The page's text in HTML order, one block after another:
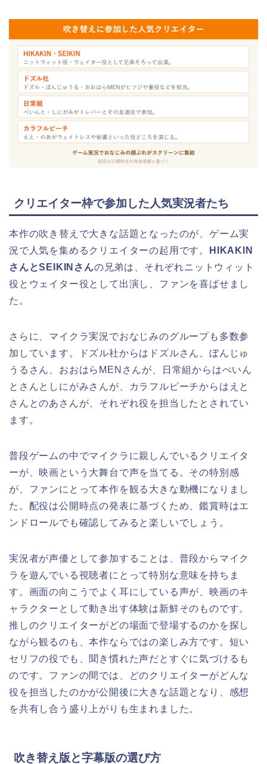
クリエイター枠で参加した人気実況者たち
本作の吹き替えで大きな話題となったのが、ゲーム実
況で人気を集めるクリエイターの起用です。
HIKAKIN
さんとSEIKINさんの兄弟は、それぞれニットウィット
役とウェイター役として出演し、ファンを喜ばせまし
た。
さらに、マイクラ実況でおなじみのグループも多数参
加しています。ドズル社からはドズルさん、ぼんじゅ
うるさん、おおはらMENさんが、日常組からはぺいん
とさんとしにがみさんが、カラフルピーチからはえと
さんとのあさんが、それぞれ役を担当したとされてい
ます。
普段ゲームの中でマイクラに親しんでいるクリエイタ
ーが、映画という大舞台で声を当てる。その特別感
が、ファンにとって本作を観る大きな動機になりまし
た。配役は公開時点の発表に基づくため、鑑賞時はエ
ンドロールでも確認してみると楽しいでしょう。
実況者が声優として参加することは、普段からマイク
ラを遊んでいる視聴者にとって特別な意味を持ちま
す。画面の向こうでよく耳にしている声が、映画のキ
ャラクターとして動き出す体験は新鮮そのものです。
推しのクリエイターがどの場面で登場するのかを探し
ながら観るのも、本作ならではの楽しみ方です。短い
セリフの役でも、聞き慣れた声だとすぐに気づけるも
のです。ファンの間では、どのクリエイターがどんな
役を担当したのかが公開後に大きな話題となり、感想
を共有し合う盛り上がりも生まれました。
吹き替え版と字幕版の選び方